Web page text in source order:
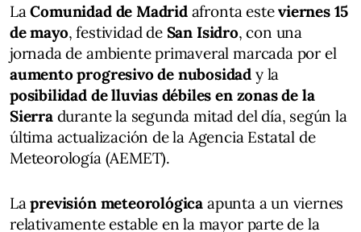
LaComunidad de Madrid afronta esteviernes 15
de mayo, festividad de San Isidro, con una
jornada de ambiente primaveral marcada por el
aumento progresivo de nubosidad y la
posibilidad de lluvias débiles en zonas de la
Sierradurante la segunda mitad del día, según la
última actualización de la Agencia Estatal de
Meteorología (AEMET).
Laprevisión meteorológica apunta a un viernes
relativamente estable en la mayor parte de la